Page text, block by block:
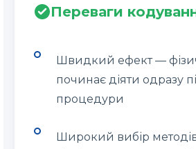
Переваги
Швидкий ефект —
починає діяти одразу
процедури
Широкий вибір